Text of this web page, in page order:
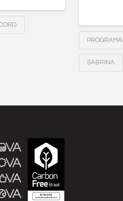
PROGRAMA
SABRINA